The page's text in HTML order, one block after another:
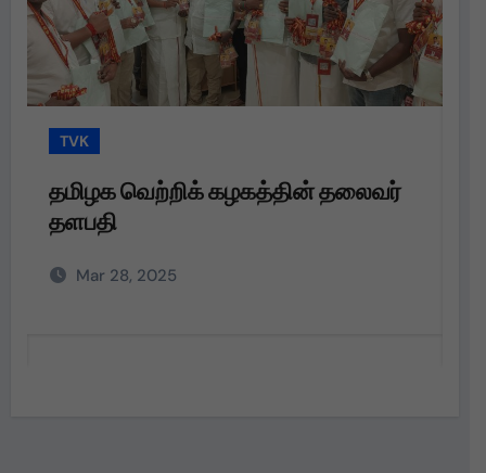
தலைவர்
தமிழக வெற்றிக்